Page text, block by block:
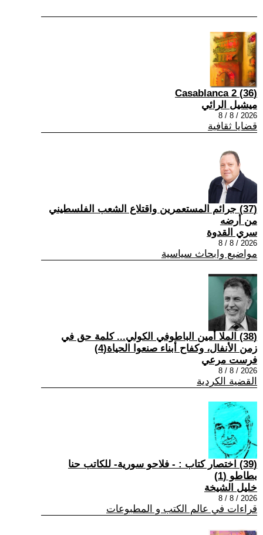
(36) Casablanca 2
ميشيل الرائي
2026 / 8 / 8
قضايا ثقافية
(37) جرائم المستعمرين واقتلاع الشعب الفلسطيني
من أرضه
سري القدوة
2026 / 8 / 8
مواضيع وابحاث سياسية
(38) الملا أمين الباطوفي الكولي... كلمة حق في
زمن الأنفال، وكفاح أبناء صنعوا الحياة(4)
فرست مرعي
2026 / 8 / 8
القضية الكردية
(39) اختصار كتاب : - فلاحو سورية- للكاتب حنا
بطاطو (1)
خليل الشيخة
2026 / 8 / 8
قراءات في عالم الكتب و المطبوعات